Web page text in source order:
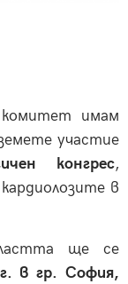
имам
участие
конгрес,
в
ще се
в гр. София,